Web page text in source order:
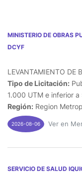
MINISTERIO DE OBRAS
DCYF
LEVANTAMIENTO DE
Tipo de Licitación:
1.000 UTM e inferior
Región: Region
2026-08-06 Ver en
SERVICIO DE SALUD